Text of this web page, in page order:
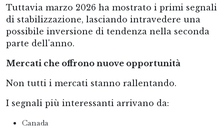
Tuttavia marzo 2026 ha mostrato i primi segnali
di stabilizzazione, lasciando intravedere una
possibile inversione di tendenza nella seconda
parte dell'anno.
Mercati che offrono nuove opportunità
Non tutti i mercati stanno rallentando.
I segnali più interessanti arrivano da:
Canada